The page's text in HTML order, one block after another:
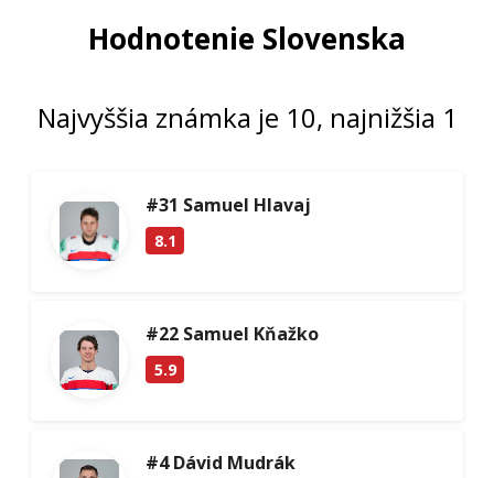
Hodnotenie Slovenska
Najvyššia známka je 10, najnižšia 1
#31 Samuel Hlavaj
8.1
#22 Samuel Kňažko
5.9
#4 Dávid Mudrák